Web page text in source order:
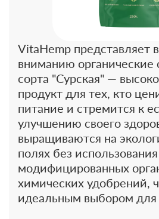
VitaHemp представляет
вниманию органические
сорта "Сурская" —
продукт для тех, кто
питание и стремится к
улучшению своего
выращиваются на
полях без
модифицированных
химических удобрений,
идеальным выбором для